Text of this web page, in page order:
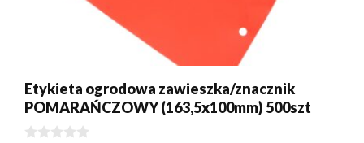
Etykieta ogrodowa zawieszka/znacznik
POMARAŃCZOWY (163,5x100mm) 500szt